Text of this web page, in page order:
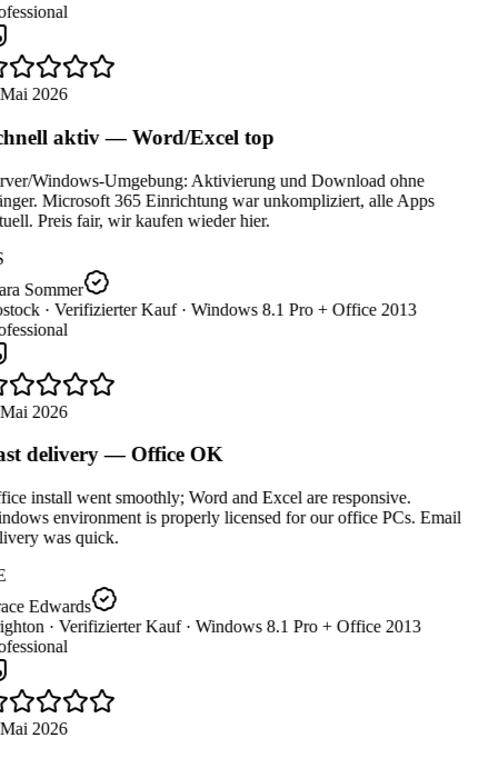
2026
aktiv — Word/Excel top
Windows-Umgebung: Aktivierung und Download ohne
Microsoft 365 Einrichtung war unkompliziert, alle Apps
Preis fair, wir kaufen wieder hier.
Sommer
· Verifizierter Kauf · Windows 8.1 Pro + Office 2013
2026
delivery — Office OK
install went smoothly; Word and Excel are responsive.
environment is properly licensed for our office PCs. Email
was quick.
Edwards
· Verifizierter Kauf · Windows 8.1 Pro + Office 2013
2026